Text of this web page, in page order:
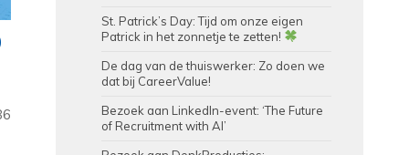
St. Patrick’s Day: Tijd om onze eigen
Patrick in het zonnetje te zetten!
De dag van de thuiswerker: Zo doen we
dat bij CareerValue!
Bezoek aan LinkedIn-event: ‘The Future
of Recruitment with AI’